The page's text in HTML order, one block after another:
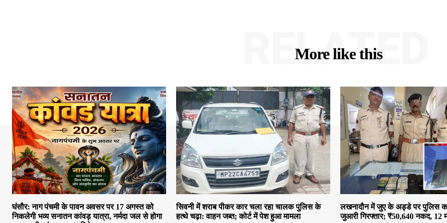
More like this
RELATED
घंसौर: नाग पंचमी के पावन अवसर पर 17 अगस्त को
निकलेगी भव्य सनातन कांवड़ यात्रा, नर्मदा जल से होगा
सिवनी में शराब पीकर कार चला रहा चालक पुलिस के
हत्थे चढ़ा: वाहन जब्त; कोर्ट में पेश हुआ मामला
लखनादौन में जुए के अड्डे पर पुलिस
जुआरी गिरफ्तार; ₹50,640 नकद, 12